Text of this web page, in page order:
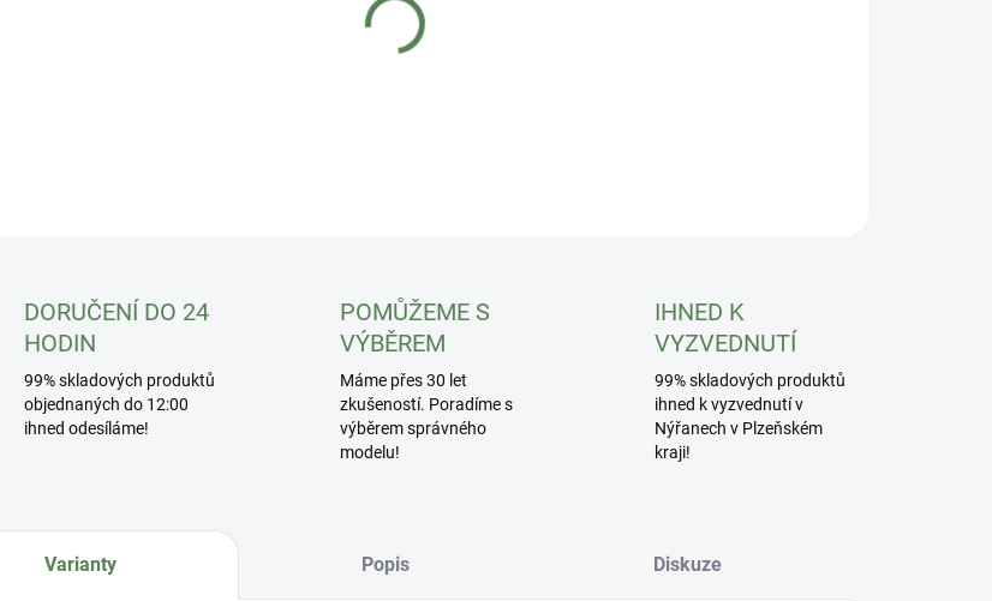
DORUČENÍ DO 24
HODIN
99% skladových produktů
objednaných do 12:00
ihned odesíláme!
POMŮŽEME S
VÝBĚREM
Máme přes 30 let
zkušeností. Poradíme s
výběrem správného
modelu!
IHNED K
VYZVEDNUTÍ
99% skladových produktů
ihned k vyzvednutí v
Nýřanech v Plzeňském
kraji!
Varianty Popis Diskuze